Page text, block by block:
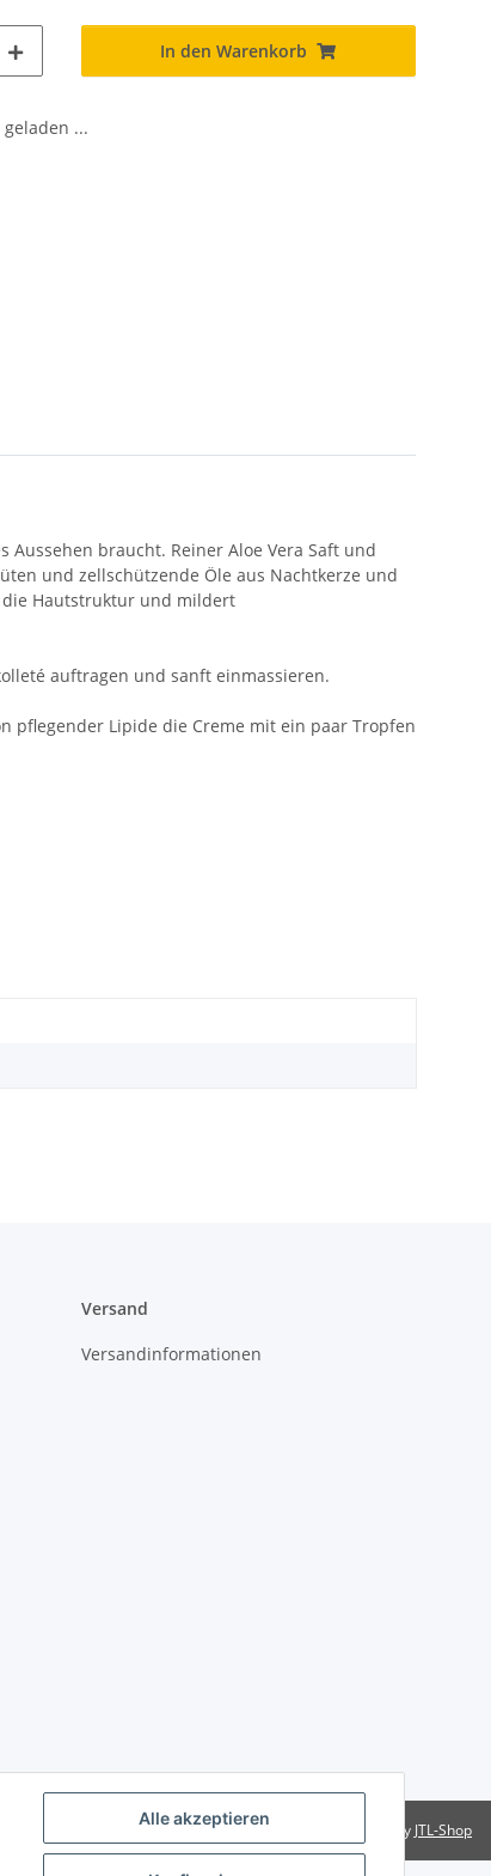
Alle akzeptieren
In den Warenkorb
...
braucht. Reiner Aloe Vera Saft und
und zellschützende Öle aus Nachtkerze und
die Hautstruktur und mildert
auftragen und sanft einmassieren.
pflegender Lipide die Creme mit ein paar Tropfen
Versand
Versandinformationen
Powered by JTL-Shop